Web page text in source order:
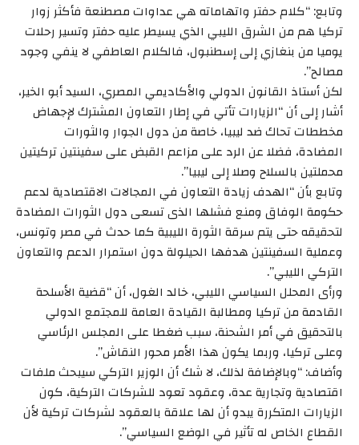
وتابع: “كلام حفتر واتهاماته هي عداوات مصطنعة فأكثر زوار
تركيا هم من الشرق الليبي الذي يسيطر عليه حفتر وتسير رحلات
يوميا من بنغازي إلى إسطنبول، فالكلام العاطفي لا ينفي وجود
مصالح”.
لكن أستاذ القانون الدولي والأكاديمي المصري، السيد أبو الخير،
أشار إلى أن “الزيارات تأتي في إطار التعاون المشترك لإجهاض
مخططات تحاك ضد ليبيا، خاصة من دول الجوار والثورات
المضادة، فضلا عن الرد على مزاعم القبض على سفينتين تركيتين
محملتين بالسلاح وصلا إلى ليبيا”.
وتابع بأن “الهدف زيادة التعاون في المجالات الاقتصادية لدعم
حكومة الوفاق ومنع فشلها الذى تسعى دول الثورات المضادة
لتحقيقه حتى يتم سرقة الثورة الليبية كما حدث في مصر وتونس،
وعملية السفينتين هدفها الحيلولة دون استمرار الدعم والتعاون
التركي الليبي”.
ورأى المحلل السياسي الليبي، خالد الغول، أن “قضية الأسلحة
القادمة من تركيا ومطالبة القيادة العامة للمجتمع الدولي
بالتحقيق في أمر الشحنة، سبب ضغطا على المجلس الرئاسي
وعلى تركيا، وربما يكون هذا الأمر محور النقاش”.
وأضاف: “وبالإضافة لذلك، لا شك أن الوزير التركي سيبحث ملفات
اقتصادية وتجارية عدة، وعقود تعود للشركات التركية، كون
الزيارات المتكررة يبدو أن لها علاقة بالعقود لشركات تركية لأن
القطاع الخاص له تأثير في الوضع السياسي”.